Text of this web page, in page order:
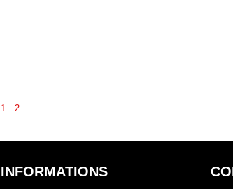
1 2
INFORMATIONS